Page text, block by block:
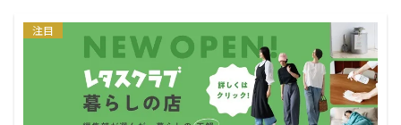
注目